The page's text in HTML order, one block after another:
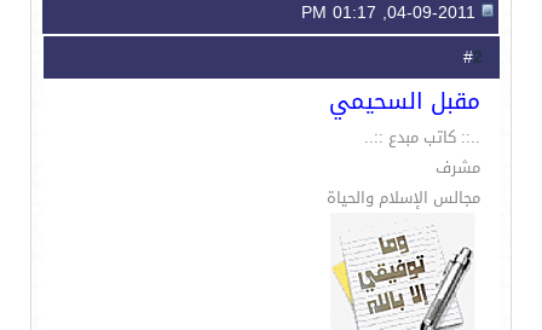
2
مقبل السحيمي
..:: كاتب مبدع ::..
مشرف
مجالس الإسلام والحياة